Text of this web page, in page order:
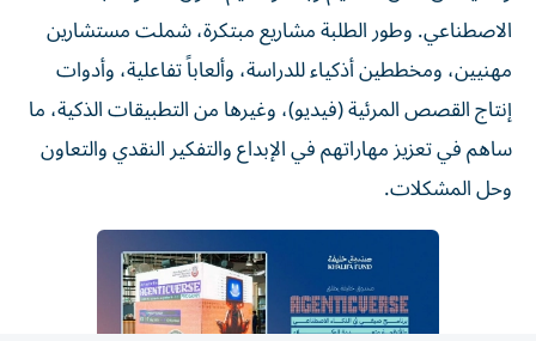
مهنيين، ومخططين أذكياء للدراسة، وألعاباً تفاعلية، وأدوات
إنتاج القصص المرئية (فيديو)، وغيرها من التطبيقات الذكية، ما
ساهم في تعزيز مهاراتهم في الإبداع والتفكير النقدي والتعاون
وحل المشكلات.